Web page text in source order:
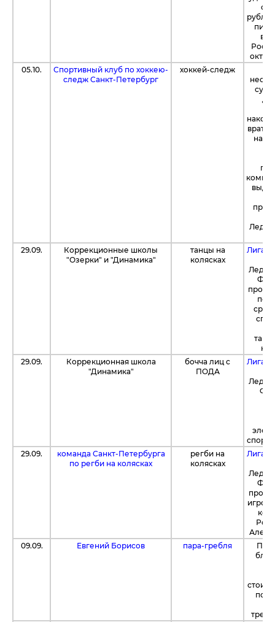
05.10.
Спортивный клуб по хоккею-
следж Санкт-Петербург
хоккей-следж
29.09.
Коррекционные школы
"Озерки" и "Динамика"
танцы на
колясках
Лига
29.09.
Коррекционная школа
"Динамика"
бочча лиц с
ПОДА
Лига
29.09.
команда Санкт-Петербурга
по регби на колясках
регби на
колясках
Лига
09.09.
Евгений Борисов пара-гребля
При